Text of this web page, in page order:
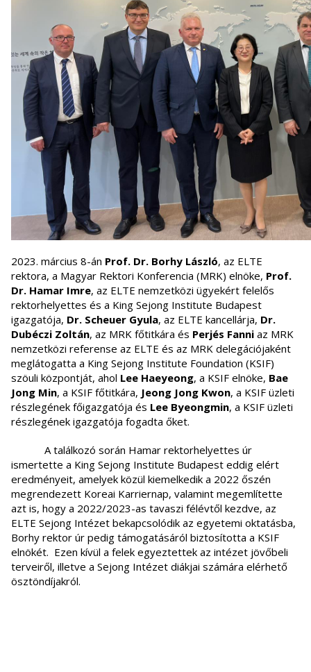
2023. március 8-án Prof. Dr. Borhy László, az ELTE
rektora, a Magyar Rektori Konferencia (MRK) elnöke, Prof.
Dr. Hamar Imre, az ELTE nemzetközi ügyekért felelős
rektorhelyettes és a King Sejong Institute Budapest
igazgatója, Dr. Scheuer Gyula, az ELTE kancellárja, Dr.
Dubéczi Zoltán, az MRK főtitkára és Perjés Fanni az MRK
nemzetközi referense az ELTE és az MRK delegációjaként
meglátogatta a King Sejong Institute Foundation (KSIF)
szöuli központját, ahol Lee Haeyeong, a KSIF elnöke, Bae
Jong Min, a KSIF főtitkára, Jeong Jong Kwon, a KSIF üzleti
részlegének főigazgatója és Lee Byeongmin, a KSIF üzleti
részlegének igazgatója fogadta őket.
A találkozó során Hamar rektorhelyettes úr
ismertette a King Sejong Institute Budapest eddig elért
eredményeit, amelyek közül kiemelkedik a 2022 őszén
megrendezett Koreai Karriernap, valamint megemlítette
azt is, hogy a 2022/2023-as tavaszi félévtől kezdve, az
ELTE Sejong Intézet bekapcsolódik az egyetemi oktatásba,
Borhy rektor úr pedig támogatásáról biztosította a KSIF
elnökét. Ezen kívül a felek egyeztettek az intézet jövőbeli
terveiről, illetve a Sejong Intézet diákjai számára elérhető
ösztöndíjakról.